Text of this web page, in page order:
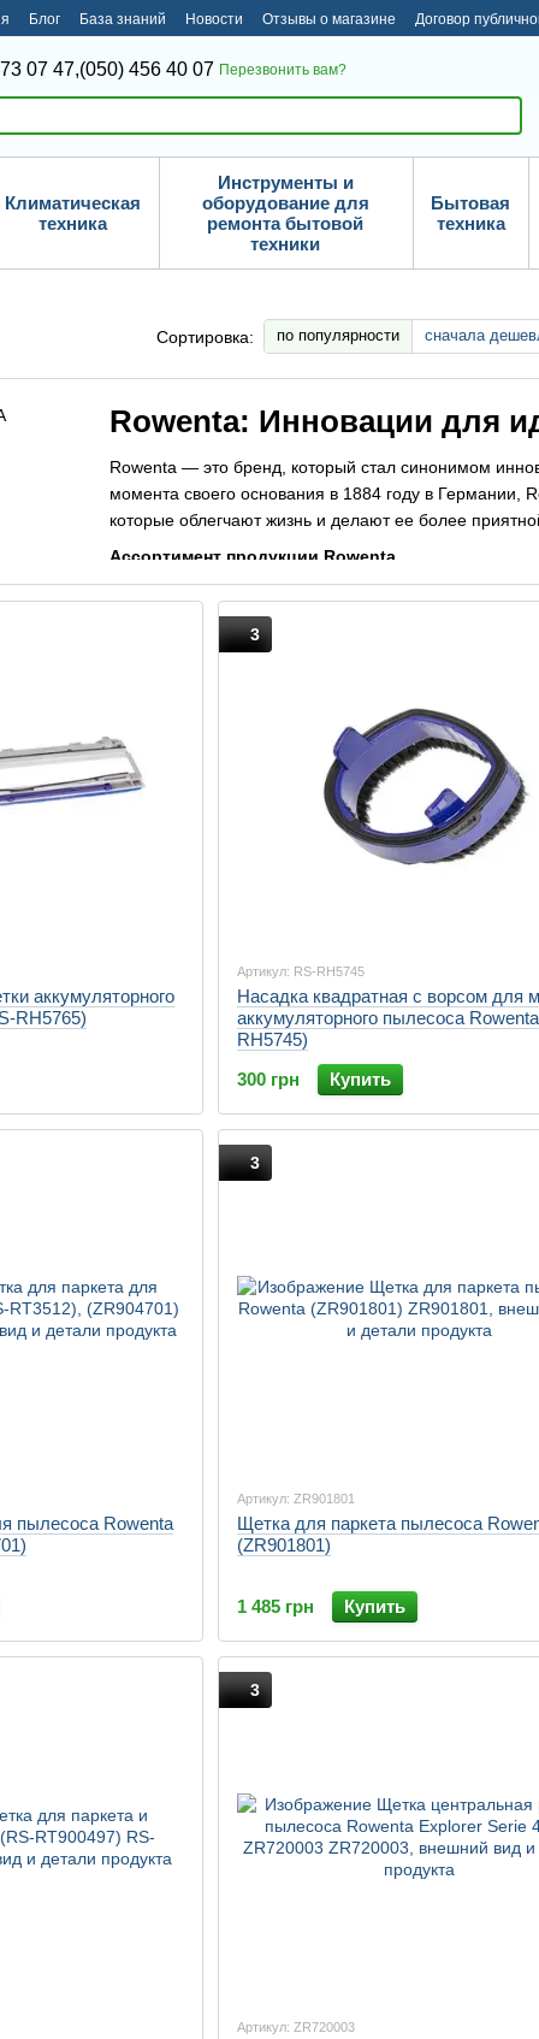
Блог База знаний Новости Отзывы о магазине Договор
07 47,(050) 456 40 07 Перезвонить вам?
Климатическая
техника
Инструменты и
оборудование для
ремонта бытовой
техники
Бытовая
техника
Сортировка: по популярности сначала
Rowenta: Инновации для
Rowenta — это бренд, который стал синонимом
момента своего основания в 1884 году в Германии,
которые облегчают жизнь и делают ее более
Ассортимент продукции Rowenta
решения, такие как IXEO — универсальная
Очистители воздуха
: Rowenta также
Steam+, которые обеспечивают быстрое и
Инновации и технологии
Rowenta внедряет передовые технологии в свои
использования. Компания постоянно работает над
которые делают уход за домом более простым и
аккумуляторного
RH5765)
3
Артикул: RS-RH5745
Насадка квадратная с ворсом для
аккумуляторного пылесоса
RH5745)
300 грн
Купить
пылесоса Rowenta
3
Артикул: ZR901801
Щетка для паркета пылесоса
(ZR901801)
1 485 грн Купить
3
Артикул: ZR720003